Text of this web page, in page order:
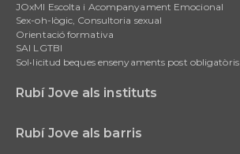
JOxMI Escolta i Acompanyament Emocional
Sex-oh-lògic, Consultoria sexual
Orientació formativa
SAI LGTBI
Sol•licitud beques ensenyaments post obligatòris
Rubí Jove als instituts
Rubí Jove als barris